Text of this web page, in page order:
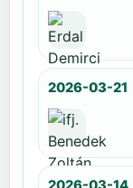
2026-03-21